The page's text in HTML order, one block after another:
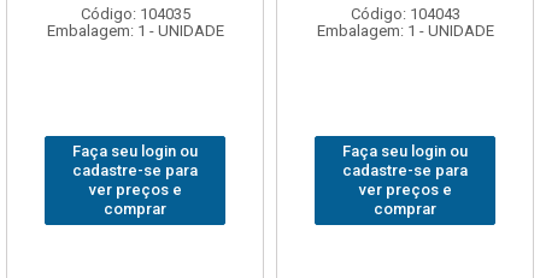
Código: 104035
Embalagem: 1 - UNIDADE
Faça seu login ou
cadastre-se para
ver preços e
comprar
Código: 104043
Embalagem: 1 - UNIDADE
Faça seu login ou
cadastre-se para
ver preços e
comprar